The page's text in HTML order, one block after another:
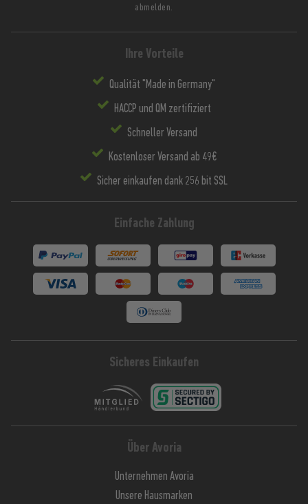
abmelden.
Ihre Vorteile
Qualität "Made in Germany"
HACCP und QM zertifiziert
Schneller Versand
Kostenloser Versand ab 49€
Sicher einkaufen dank 256 bit SSL
Einfache Zahlung
Sicheres Einkaufen
Über Avoria
Unternehmen Avoria
Unsere Hausmarken